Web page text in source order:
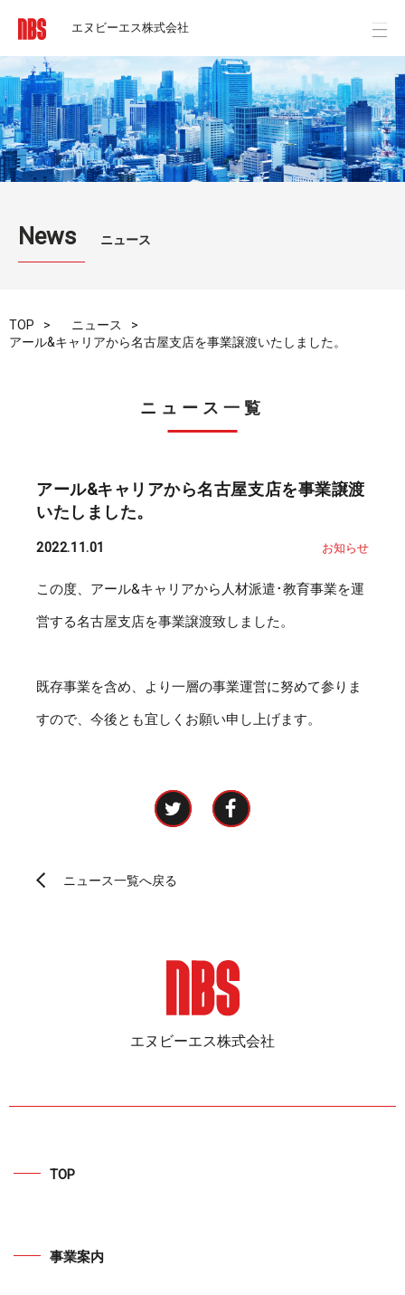
エヌビーエス株式会社
News ニュース
TOP
ニュース
アール&キャリアから名古屋支店を事業譲渡いたしました。
ニュース一覧
アール&キャリアから名古屋支店を事業譲渡
いたしました。
2022.11.01 お知らせ
この度、アール&キャリアから人材派遣･教育事業を運
営する名古屋支店を事業譲渡致しました。
既存事業を含め、より一層の事業運営に努めて参りま
すので、今後とも宜しくお願い申し上げます。
ニュース一覧へ戻る
エヌビーエス株式会社
TOP
事業案内